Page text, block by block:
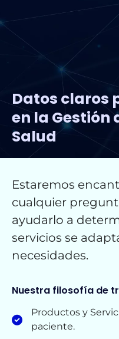
Datos claros
en la Gestión
Salud
Estaremos
cualquier
ayudarlo a
servicios se
necesidades.
Nuestra filosofía de
Productos y
paciente.